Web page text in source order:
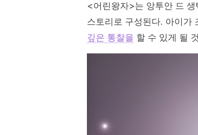
<어린왕자>는 앙투안 드
스토리로 구성된다. 아이가
깊은 통찰을 할 수 있게 될